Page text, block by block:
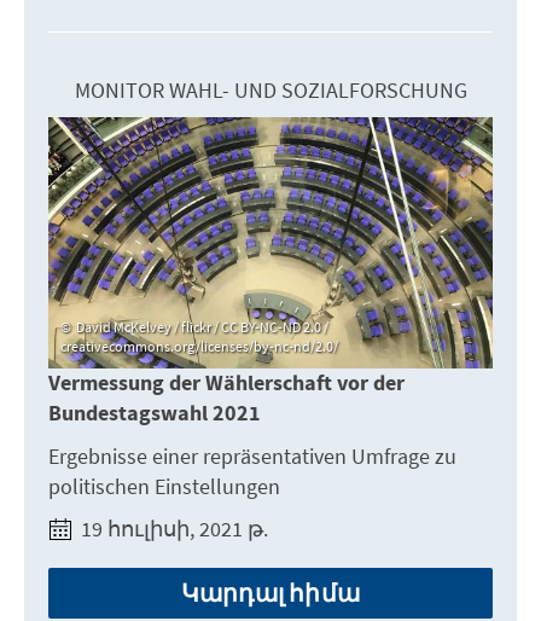
MONITOR WAHL- UND SOZIALFORSCHUNG
David McKelvey / flickr / CC BY-NC-ND 2.0 /
creativecommons.org/licenses/by-nc-nd/2.0/
Vermessung der Wählerschaft vor der
Bundestagswahl 2021
Ergebnisse einer repräsentativen Umfrage zu
politischen Einstellungen
19 հուլիսի, 2021 թ.
Կարդալ հիմա